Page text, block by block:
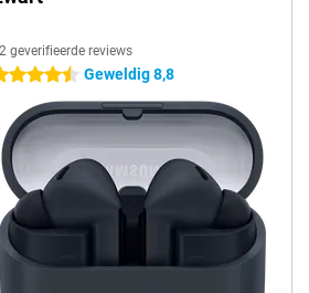
geverifieerde reviews
sterren Geweldig 8,8